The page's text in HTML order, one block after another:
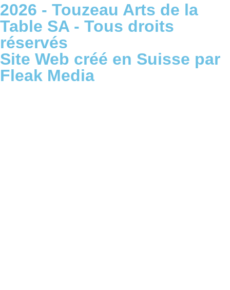
2026 - Touzeau Arts de la
Table SA - Tous droits
réservés
Site Web créé en Suisse par
Fleak Media